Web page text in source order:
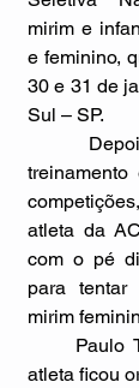
mirim e
e feminino,
30 e 31 de
Sul – SP.
atleta da
com o pé
para tentar
mirim
atleta ficou